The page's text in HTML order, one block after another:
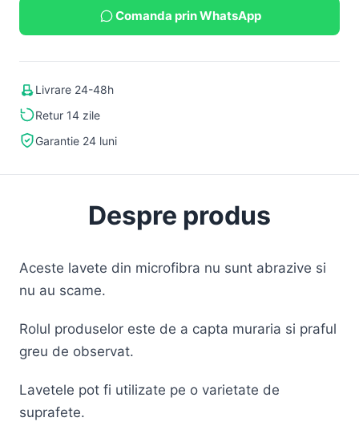
Comanda prin WhatsApp
Livrare 24-48h
Retur 14 zile
Garantie 24 luni
Despre produs
Aceste lavete din microfibra nu sunt abrazive si
nu au scame.
Rolul produselor este de a capta muraria si praful
greu de observat.
Lavetele pot fi utilizate pe o varietate de
suprafete.